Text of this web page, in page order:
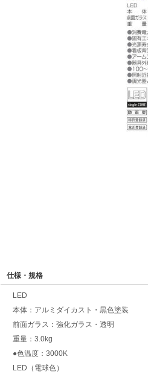
仕様・規格
LED
本体：アルミダイカスト・黒色塗装
前面ガラス：強化ガラス・透明
重量：3.0kg
●色温度：3000K
LED（電球色）